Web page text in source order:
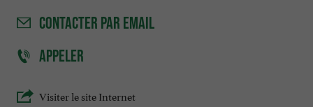
CONTACTER PAR EMAIL
APPELER
Visiter le site Internet